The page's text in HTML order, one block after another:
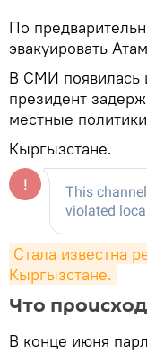
По
эвакуировать
В СМИ появилась
президент
местные
Кыргызстане.
Стала известна
Кыргызстане.
Что
В конце июня